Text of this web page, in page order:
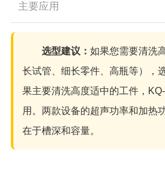
主要应用
选型建议： 如果您需要清洗
长试管、细长零件、高瓶等），
果主要清洗高度适中的工件，
用。两款设备的超声功率和加热
在于槽深和容量。